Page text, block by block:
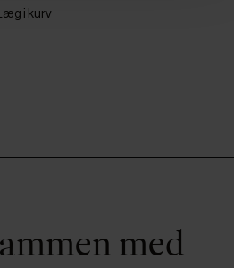
i kurv
med